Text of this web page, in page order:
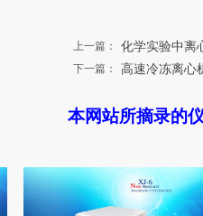
上一篇： 化学实验中离
下一篇： 高速冷冻离心
本网站所摘录的